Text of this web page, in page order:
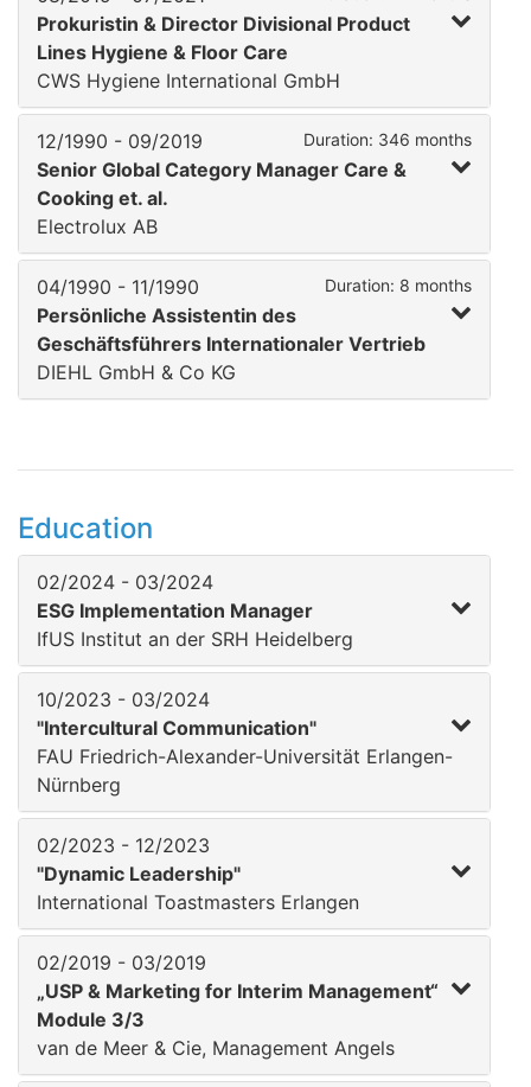
Prokuristin & Director Divisional Product
Lines Hygiene & Floor Care
CWS Hygiene International GmbH
12/1990 - 09/2019 Duration: 346 months
Senior Global Category Manager Care &
Cooking et. al.
Electrolux AB
04/1990 - 11/1990 Duration: 8 months
Persönliche Assistentin des
Geschäftsführers Internationaler Vertrieb
DIEHL GmbH & Co KG
Education
02/2024 - 03/2024
ESG Implementation Manager
IfUS Institut an der SRH Heidelberg
10/2023 - 03/2024
"Intercultural Communication"
FAU Friedrich-Alexander-Universität Erlangen-
Nürnberg
02/2023 - 12/2023
"Dynamic Leadership"
International Toastmasters Erlangen
02/2019 - 03/2019
„USP & Marketing for Interim Management“
Module 3/3
van de Meer & Cie, Management Angels